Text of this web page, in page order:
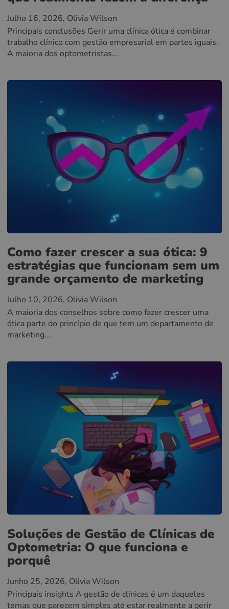
Julho 16, 2026, Olivia Wilson
Principais conclusões Gerir uma clínica ótica é combinar
trabalho clínico com gestão empresarial em partes iguais.
A maioria dos optometristas...
Como fazer crescer a sua ótica: 9
estratégias que funcionam sem um
grande orçamento de marketing
Julho 10, 2026, Olivia Wilson
A maioria dos conselhos sobre como fazer crescer uma
ótica parte do princípio de que tem um departamento de
marketing...
Soluções de Gestão de Clínicas de
Optometria: O que funciona e
porquê
Junho 25, 2026, Olivia Wilson
Principais insights A gestão de clínicas é um daqueles
temas que parecem simples até estar realmente a gerir